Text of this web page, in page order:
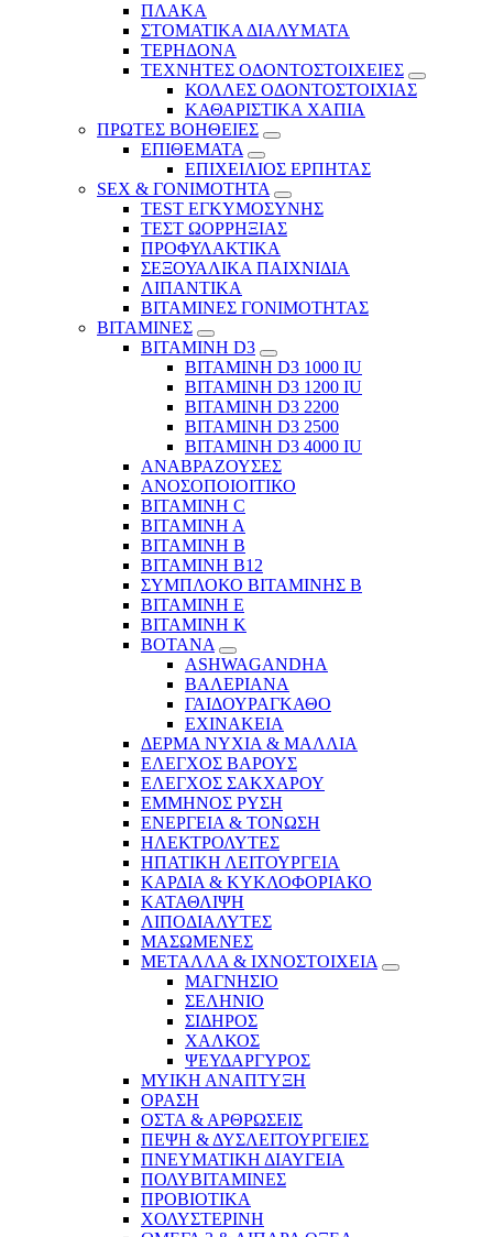
ΠΛΑΚΑ
ΣΤΟΜΑΤΙΚΑ ΔΙΑΛΥΜΑΤΑ
ΤΕΡΗΔΟΝΑ
ΤΕΧΝΗΤΕΣ ΟΔΟΝΤΟΣΤΟΙΧΕΙΕΣ
ΚΟΛΛΕΣ ΟΔΟΝΤΟΣΤΟΙΧΙΑΣ
ΚΑΘΑΡΙΣΤΙΚΑ ΧΑΠΙΑ
ΠΡΩΤΕΣ ΒΟΗΘΕΙΕΣ
ΕΠΙΘΕΜΑΤΑ
ΕΠΙΧΕΙΛΙΟΣ ΕΡΠΗΤΑΣ
SEX & ΓΟΝΙΜΟΤΗΤΑ
TEST ΕΓΚΥΜΟΣΥΝΗΣ
ΤΕΣΤ ΩΟΡΡΗΞΙΑΣ
ΠΡΟΦΥΛΑΚΤΙΚΑ
ΣΕΞΟΥΑΛΙΚΑ ΠΑΙΧΝΙΔΙΑ
ΛΙΠΑΝΤΙΚΑ
ΒΙΤΑΜΙΝΕΣ ΓΟΝΙΜΟΤΗΤΑΣ
ΒΙΤΑΜΙΝΕΣ
ΒΙΤΑΜΙΝΗ D3
ΒΙΤΑΜΙΝΗ D3 1000 IU
ΒΙΤΑΜΙΝΗ D3 1200 IU
ΒΙΤΑΜΙΝΗ D3 2200
ΒΙΤΑΜΙΝΗ D3 2500
BITAMINH D3 4000 IU
ΑΝΑΒΡΑΖΟΥΣΕΣ
ΑΝΟΣΟΠΟΙΟΙΤΙΚΟ
ΒΙΤΑΜΙΝΗ C
ΒΙΤΑΜΙΝΗ Α
ΒΙΤΑΜΙΝΗ Β
ΒΙΤΑΜΙΝΗ Β12
ΣΥΜΠΛΟΚΟ ΒΙΤΑΜΙΝΗΣ Β
ΒΙΤΑΜΙΝΗ Ε
ΒΙΤΑΜΙΝΗ Κ
ΒΟΤΑΝΑ
ASHWAGANDHA
ΒΑΛΕΡΙΑΝΑ
ΓΑΙΔΟΥΡΑΓΚΑΘΟ
ΕΧΙΝΑΚΕΙΑ
ΔΕΡΜΑ ΝΥΧΙΑ & ΜΑΛΛΙΑ
ΕΛΕΓΧΟΣ ΒΑΡΟΥΣ
ΕΛΕΓΧΟΣ ΣΑΚΧΑΡΟΥ
ΕΜΜΗΝΟΣ ΡΥΣΗ
ΕΝΕΡΓΕΙΑ & ΤΟΝΩΣΗ
ΗΛΕΚΤΡΟΛΥΤΕΣ
ΗΠΑΤΙΚΗ ΛΕΙΤΟΥΡΓΕΙΑ
ΚΑΡΔΙΑ & ΚΥΚΛΟΦΟΡΙΑΚΟ
ΚΑΤΑΘΛΙΨΗ
ΛΙΠΟΔΙΑΛΥΤΕΣ
ΜΑΣΩΜΕΝΕΣ
ΜΕΤΑΛΛΑ & ΙΧΝΟΣΤΟΙΧΕΙΑ
ΜΑΓΝΗΣΙΟ
ΣΕΛΗΝΙΟ
ΣΙΔΗΡΟΣ
ΧΑΛΚΟΣ
ΨΕΥΔΑΡΓΥΡΟΣ
ΜΥΙΚΗ ΑΝΑΠΤΥΞΗ
ΟΡΑΣΗ
ΟΣΤΑ & ΑΡΘΡΩΣΕΙΣ
ΠΕΨΗ & ΔΥΣΛΕΙΤΟΥΡΓΕΙΕΣ
ΠΝΕΥΜΑΤΙΚΗ ΔΙΑΥΓΕΙΑ
ΠΟΛΥΒΙΤΑΜΙΝΕΣ
ΠΡΟΒΙΟΤΙΚΑ
ΧΟΛΥΣΤΕΡΙΝΗ